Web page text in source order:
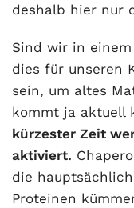
deshalb hier nur
Sind wir in
dies für unseren
sein, um altes
kommt ja aktuell
kürzester Zeit
aktiviert.
die
Proteinen